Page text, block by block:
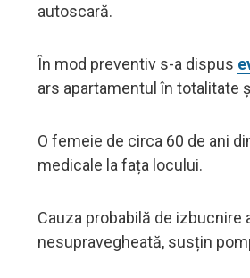
autoscară.
În mod preventiv s-a dispus
ars apartamentul în totalitate
O femeie de circa 60 de ani
medicale la fața locului.
Cauza probabilă de
nesupravegheată, susțin